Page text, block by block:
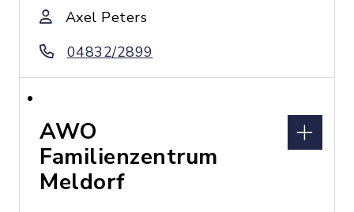
Axel Peters
04832/2899
AWO
Familienzentrum
Meldorf